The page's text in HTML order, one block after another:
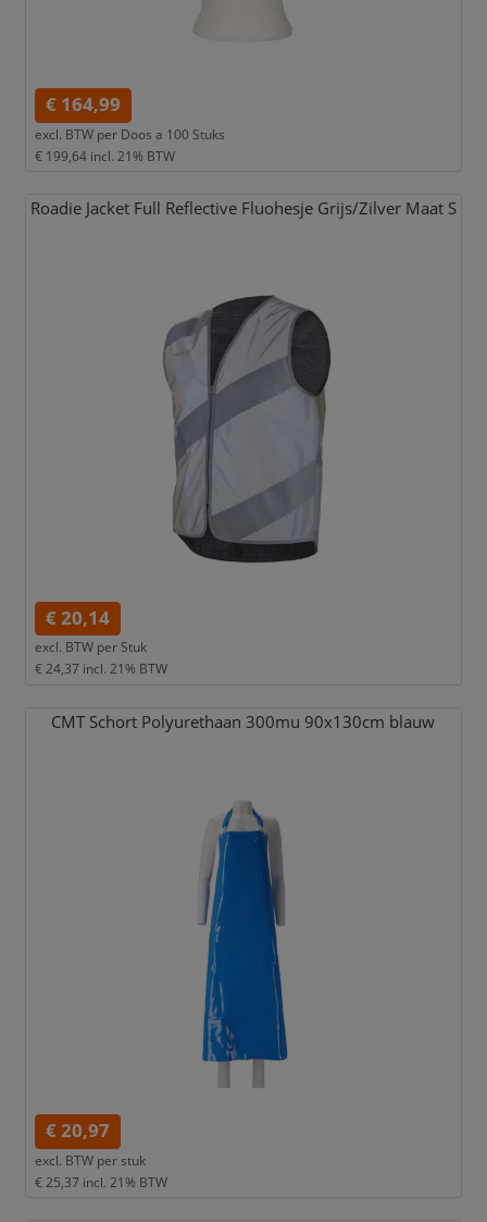
€ 164,99
excl. BTW per Doos a 100 Stuks
€ 199,64 incl. 21% BTW
Roadie Jacket Full Reflective Fluohesje Grijs/Zilver Maat S
€ 20,14
excl. BTW per Stuk
€ 24,37 incl. 21% BTW
CMT Schort Polyurethaan 300mu 90x130cm blauw
€ 20,97
excl. BTW perstuk
€ 25,37 incl. 21% BTW